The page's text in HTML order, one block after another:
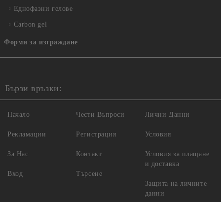
Еднофазни гелове
Carbon gel
Форми за изграждане
Бързи връзки:
Начало
Рекламации
За Нас
Вход
Чести Въпроси
Регистрация
Контакт
Търсене
Лични Данни
Условия
Условия за плащане
и доставка
Защита на личните
данни